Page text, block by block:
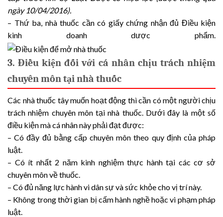
ngày 10/04/2016).
– Thứ ba, nhà thuốc cần có giấy chứng nhận đủ Điều kiện
kinh doanh dược phẩm.
3. Điều kiện đối với cá nhân chịu trách nhiệm
chuyên môn tại nhà thuốc
Các nhà thuốc tây muốn hoạt động thì cần có một người chịu
trách nhiệm chuyên môn tại nhà thuốc. Dưới đây là một số
điều kiện mà cá nhân này phải đạt được:
– Có đầy đủ bằng cấp chuyên môn theo quy định của pháp
luật.
– Có ít nhất 2 năm kinh nghiệm thực hành tại các cơ sở
chuyên môn về thuốc.
– Có đủ năng lực hành vi dân sự và sức khỏe cho vị trí này.
– Không trong thời gian bị cấm hành nghề hoặc vi phạm pháp
luật.